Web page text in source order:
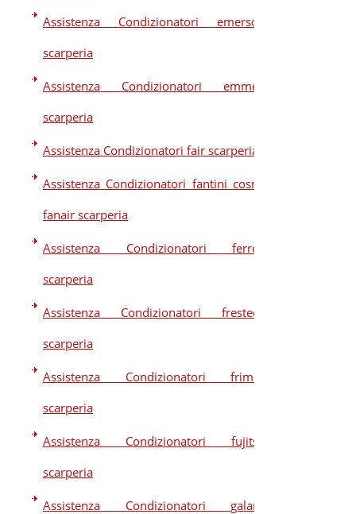
Assistenza Condizionatori emerson
scarperia
Assistenza Condizionatori emmeti
scarperia
Assistenza Condizionatori fair scarperia
Assistenza Condizionatori fantini cosmi
fanair scarperia
Assistenza Condizionatori ferroli
scarperia
Assistenza Condizionatori frestech
scarperia
Assistenza Condizionatori frimec
scarperia
Assistenza Condizionatori fujitsu
scarperia
Assistenza Condizionatori galanz